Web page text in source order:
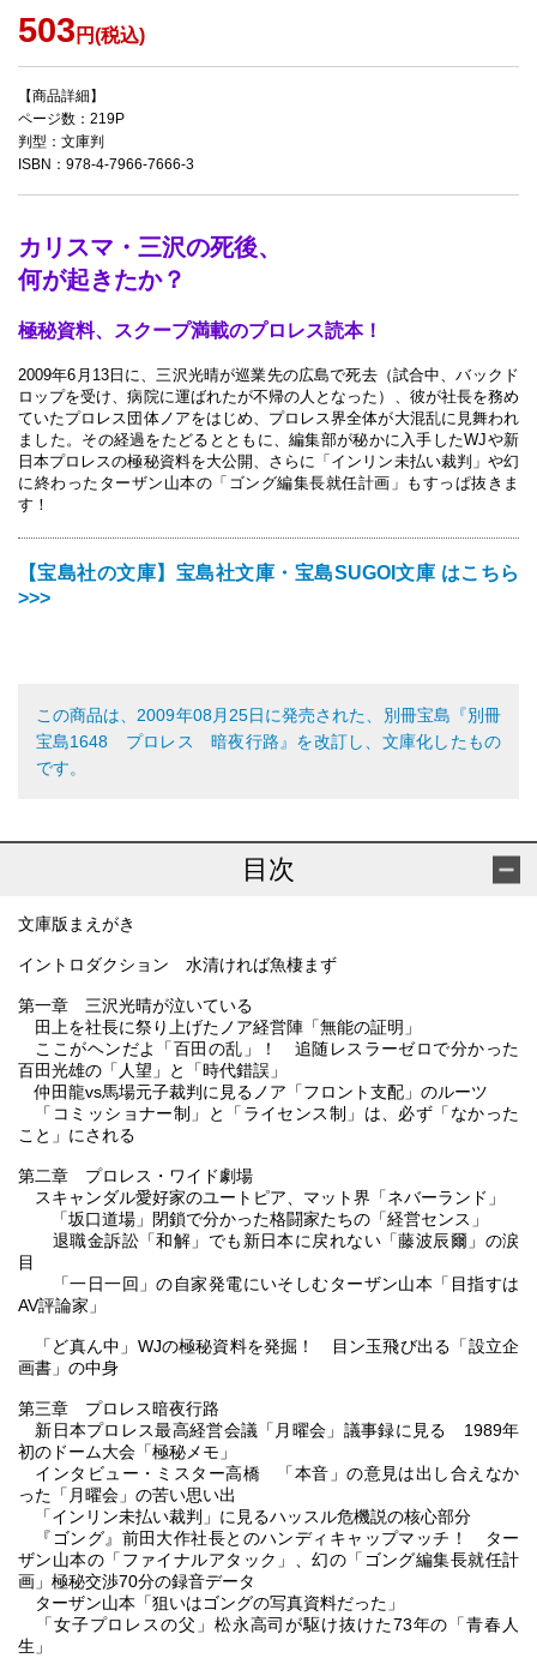
503 円(税込)
【商品詳細】
ページ数：219P
判型：文庫判
ISBN：978-4-7966-7666-3
カリスマ・三沢の死後、
何が起きたか？
極秘資料、スクープ満載のプロレス読本！
2009年6月13日に、三沢光晴が巡業先の広島で死去（試合中、バックド
ロップを受け、病院に運ばれたが不帰の人となった）、彼が社長を務め
ていたプロレス団体ノアをはじめ、プロレス界全体が大混乱に見舞われ
ました。その経過をたどるとともに、編集部が秘かに入手したWJや新
日本プロレスの極秘資料を大公開、さらに「インリン未払い裁判」や幻
に終わったターザン山本の「ゴング編集長就任計画」もすっぱ抜きま
す！
【宝島社の文庫】宝島社文庫・宝島SUGOI文庫 はこちら
>>>
この商品は、2009年08月25日に発売された、別冊宝島『別冊
宝島1648 プロレス 暗夜行路』を改訂し、文庫化したもの
です。
目次
文庫版まえがき
イントロダクション 水清ければ魚棲まず
第一章 三沢光晴が泣いている
田上を社長に祭り上げたノア経営陣「無能の証明」
ここがヘンだよ「百田の乱」！ 追随レスラーゼロで分かった
百田光雄の「人望」と「時代錯誤」
仲田龍vs馬場元子裁判に見るノア「フロント支配」のルーツ
「コミッショナー制」と「ライセンス制」は、必ず「なかった
こと」にされる
第二章 プロレス・ワイド劇場
スキャンダル愛好家のユートピア、マット界「ネバーランド」
「坂口道場」閉鎖で分かった格闘家たちの「経営センス」
退職金訴訟「和解」でも新日本に戻れない「藤波辰爾」の涙
目
「一日一回」の自家発電にいそしむターザン山本「目指すは
AV評論家」
「ど真ん中」WJの極秘資料を発掘！ 目ン玉飛び出る「設立企
画書」の中身
第三章 プロレス暗夜行路
新日本プロレス最高経営会議「月曜会」議事録に見る 1989年
初のドーム大会「極秘メモ」
インタビュー・ミスター高橋 「本音」の意見は出し合えなか
った「月曜会」の苦い思い出
「インリン未払い裁判」に見るハッスル危機説の核心部分
『ゴング』前田大作社長とのハンディキャップマッチ！ ター
ザン山本の「ファイナルアタック」、幻の「ゴング編集長就任計
画」極秘交渉70分の録音データ
ターザン山本「狙いはゴングの写真資料だった」
「女子プロレスの父」松永高司が駆け抜けた73年の「青春人
生」